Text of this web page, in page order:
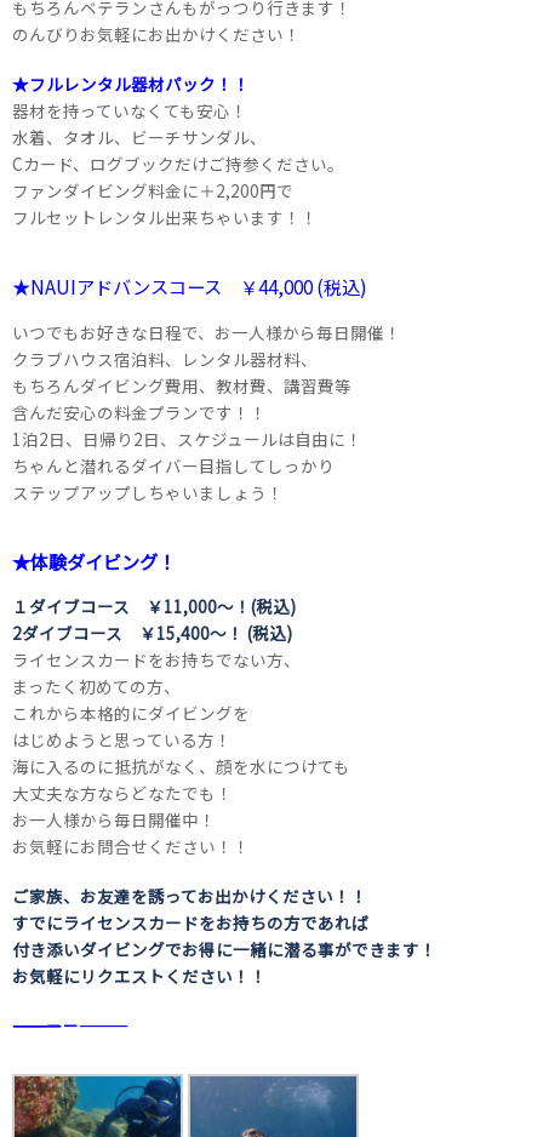
もちろんベテランさんもがっつり行きます！
のんびりお気軽にお出かけください！
★フルレンタル器材パック！！
器材を持っていなくても安心！
水着、タオル、ビーチサンダル、
Cカード、ログブックだけご持参ください。
ファンダイビング料金に＋2,200円で
フルセットレンタル出来ちゃいます！！
★NAUIアドバンスコース ￥44,000 (税込)
いつでもお好きな日程で、お一人様から毎日開催！
クラブハウス宿泊料、レンタル器材料、
もちろんダイビング費用、教材費、講習費等
含んだ安心の料金プランです！！
1泊2日、日帰り2日、スケジュールは自由に！
ちゃんと潜れるダイバー目指してしっかり
ステップアップしちゃいましょう！
★体験ダイビング！
１ダイブコース ￥11,000～！(税込)
2ダイブコース ￥15,400～！ (税込)
ライセンスカードをお持ちでない方、
まったく初めての方、
これから本格的にダイビングを
はじめようと思っている方！
海に入るのに抵抗がなく、顔を水につけても
大丈夫な方ならどなたでも！
お一人様から毎日開催中！
お気軽にお問合せください！！
ご家族、お友達を誘ってお出かけください！！
すでにライセンスカードをお持ちの方であれば
付き添いダイビングでお得に一緒に潜る事ができます！
お気軽にリクエストください！！
――――――――――――――――――――－－―――